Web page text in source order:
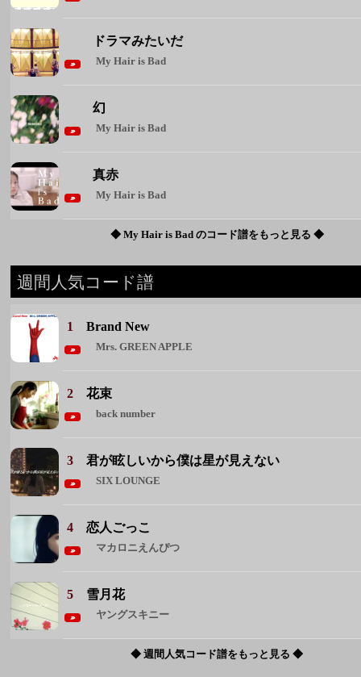
ドラマみたいだ
My Hair is Bad
幻
My Hair is Bad
真赤
My Hair is Bad
◆ My Hair is Bad のコード譜をもっと見る ◆
週間人気コード譜
1Brand New
Mrs. GREEN APPLE
2花束
back number
3君が眩しいから僕は星が見えない
SIX LOUNGE
4恋人ごっこ
マカロニえんぴつ
5 雪月花
ヤングスキニー
◆ 週間人気コード譜をもっと見る ◆